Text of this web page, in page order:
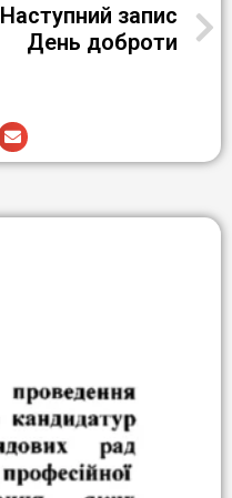
Наступний запис
День доброти